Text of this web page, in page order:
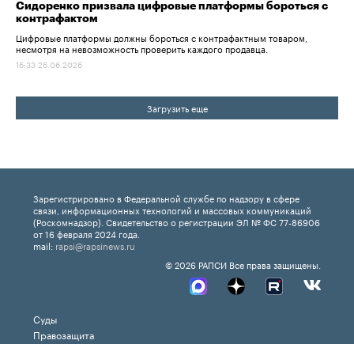
Сидоренко призвала цифровые платформы бороться с
контрафактом
Цифровые платформы должны бороться с контрафактным товаром,
несмотря на невозможность проверить каждого продавца.
16:33 26.06.2026
Загрузить еще
Зарегистрировано в Федеральной службе по надзору в сфере
связи, информационных технологий и массовых коммуникаций
(Роскомнадзор). Свидетельство о регистрации ЭЛ № ФС 77-86906
от 16 февраля 2024 года.
mail: rapsi@rapsinews.ru
© 2026 РАПСИ Все права защищены.
Суды
Правозащита